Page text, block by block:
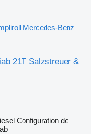
Mercedes-Benz
21T Salzstreuer &
Configuration de